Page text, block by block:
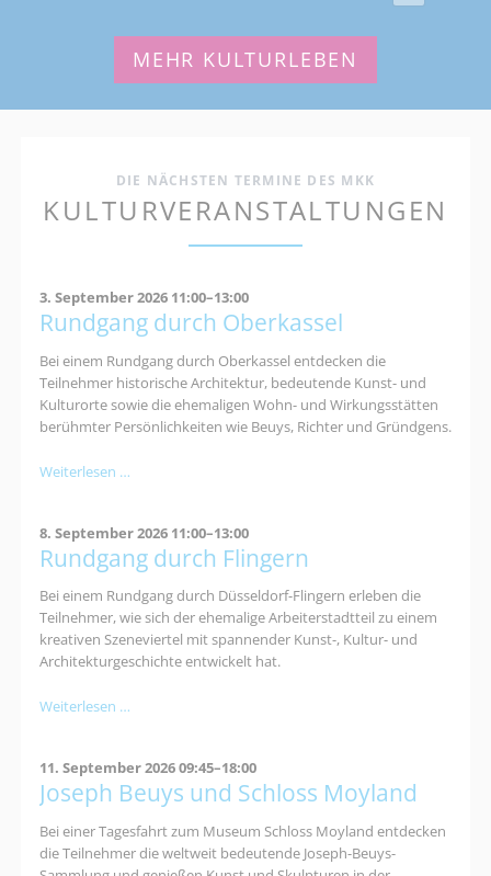
MEHR KULTURLEBEN
DIE NÄCHSTEN TERMINE DES MKK
KULTURVERANSTALTUNGEN
3. September 2026 11:00–13:00
Rundgang durch Oberkassel
Bei einem Rundgang durch Oberkassel entdecken die
Teilnehmer historische Architektur, bedeutende Kunst- und
Kulturorte sowie die ehemaligen Wohn- und Wirkungsstätten
berühmter Persönlichkeiten wie Beuys, Richter und Gründgens.
Weiterlesen …
8. September 2026 11:00–13:00
Rundgang durch Flingern
Bei einem Rundgang durch Düsseldorf-Flingern erleben die
Teilnehmer, wie sich der ehemalige Arbeiterstadtteil zu einem
kreativen Szeneviertel mit spannender Kunst-, Kultur- und
Architekturgeschichte entwickelt hat.
Weiterlesen …Rundgang
11. September 2026 09:45–18:00
Joseph Beuys und Schloss Moyland
Bei einer Tagesfahrt zum Museum Schloss Moyland entdecken
die Teilnehmer die weltweit bedeutende Joseph-Beuys-